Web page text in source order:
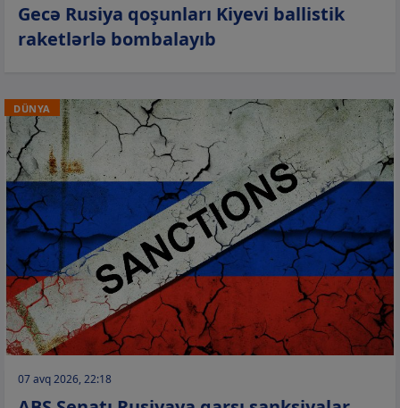
Gecə Rusiya qoşunları Kiyevi ballistik
raketlərlə bombalayıb
DÜNYA
07 avq 2026, 22:18